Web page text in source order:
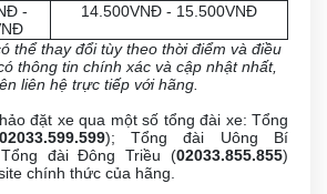
-
14.500VNĐ - 15.500VNĐ
thể thay đổi tùy theo thời điểm và điều
thông tin chính xác và cập nhật nhất,
liên hệ trực tiếp với hãng.
đặt xe qua một số tổng đài xe: Tổng
); Tổng đài Uông Bí
đài Đông Triều (02033.855.855)
chính thức của hãng.